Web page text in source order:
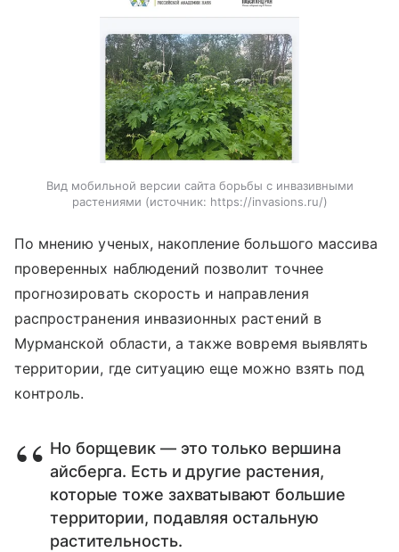
Вид мобильной версии сайта борьбы с инвазивными
растениями
источник: https://invasions.ru/
По мнению ученых, накопление большого массива
проверенных наблюдений позволит точнее
прогнозировать скорость и направления
распространения инвазионных растений в
Мурманской области, а также вовремя выявлять
территории, где ситуацию еще можно взять под
контроль.
Но борщевик — это только вершина
айсберга. Есть и другие растения,
которые тоже захватывают большие
территории, подавляя остальную
растительность.